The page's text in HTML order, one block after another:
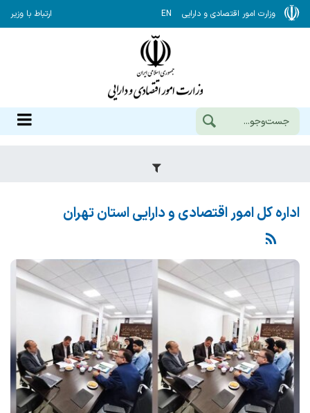
وزارت امور اقتصادی و دارایی EN ارتباط با وزیر
اداره کل امور اقتصادی و دارایی استان تهران